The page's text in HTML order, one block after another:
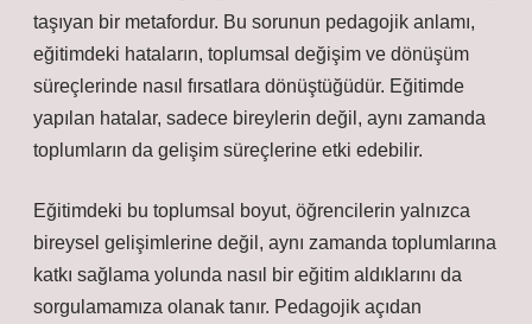
taşıyan bir metafordur. Bu sorunun pedagojik anlamı,
eğitimdeki hataların, toplumsal değişim ve dönüşüm
süreçlerinde nasıl fırsatlara dönüştüğüdür. Eğitimde
yapılan hatalar, sadece bireylerin değil, aynı zamanda
toplumların da gelişim süreçlerine etki edebilir.
Eğitimdeki bu toplumsal boyut, öğrencilerin yalnızca
bireysel gelişimlerine değil, aynı zamanda toplumlarına
katkı sağlama yolunda nasıl bir eğitim aldıklarını da
sorgulamamıza olanak tanır. Pedagojik açıdan